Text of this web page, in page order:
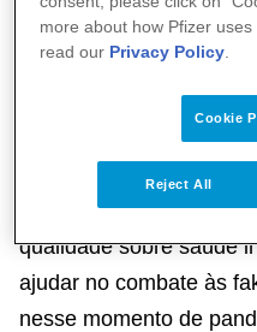
Científico de
de Pediatria (SBP). A
tratamento da
“A campanha
missão de levar às
qualidade sobre saúde
ajudar no combate às
nesse momento de
more about how Pfizer
read our Privacy Policy.
Cookie
Reject All